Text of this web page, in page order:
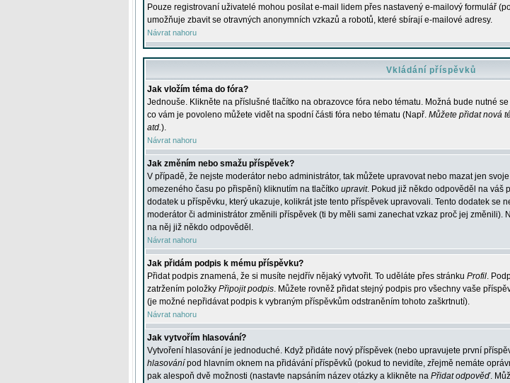
Pouze registrovaní uživatelé mohou posílat e-mail lidem přes nastavený e-mailový formulář
umožňuje zbavit se otravných anonymních vzkazů a robotů, které sbírají e-mailové adresy.
Návrat nahoru
Vkládání příspěvků
Jak vložím téma do fóra?
Jednouše. Klikněte na příslušné tlačítko na obrazovce fóra nebo tématu. Možná bude nutné
co vám je povoleno můžete vidět na spodní části fóra nebo tématu (Např. Můžete přidat nová
atd.).
Návrat nahoru
Jak změním nebo smažu příspěvek?
V případě, že nejste moderátor nebo administrátor, tak můžete upravovat nebo mazat jen
omezeného času po přispění) kliknutím na tlačítko upravit. Pokud již někdo odpověděl na váš
dodatek u příspěvku, který ukazuje, kolikrát jste tento příspěvek upravovali. Tento dodatek se
moderátor či administrátor změnili příspěvek (ti by měli sami zanechat vzkaz proč jej změnili).
na něj již někdo odpověděl.
Návrat nahoru
Jak přidám podpis k mému příspěvku?
Přidat podpis znamená, že si musíte nejdřív nějaký vytvořit. To uděláte přes stránku Profil.
zatržením položky Připojit podpis. Můžete rovněž přidat stejný podpis pro všechny vaše
(je možné nepřidávat podpis k vybraným příspěvkům odstraněním tohoto zaškrtnutí).
Návrat nahoru
Jak vytvořím hlasování?
Vytvoření hlasování je jednoduché. Když přidáte nový příspěvek (nebo upravujete první
hlasování pod hlavním oknem na přidávání příspěvků (pokud to nevidíte, zřejmě nemáte
pak alespoň dvě možnosti (nastavte napsáním název otázky a klikněte na Přidat odpověď.